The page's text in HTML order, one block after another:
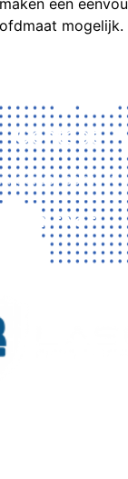
mogelijk.
Contact
gerust contact
CONTACT